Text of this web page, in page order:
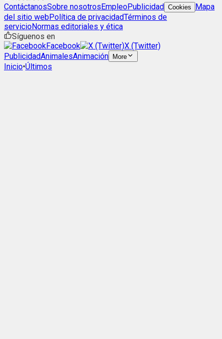
ContáctanosSobre nosotrosEmpleoPublicidad Cookies
Mapa
del sitio webPolítica de privacidadTérminos de
servicioNormas editoriales y ética
Síguenos en
Facebook
X (Twitter)
PublicidadAnimalesAnimación More
Inicio•Últimos